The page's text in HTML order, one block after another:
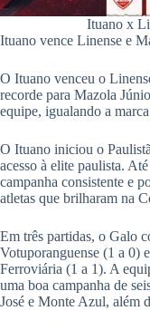
Ituano x
Ituano vence Linense e
O Ituano venceu o
recorde para Mazola
equipe, igualando a
O Ituano iniciou o
acesso à elite paulista.
campanha consistente e
atletas que brilharam na
Em três partidas, o Galo
Votuporanguense (1 a 0)
Ferroviária (1 a 1). A
uma boa campanha de
José e Monte Azul, além